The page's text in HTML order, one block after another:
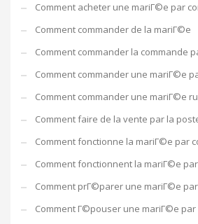
Comment acheter une mariГ©e par
Comment commander de la mariГ©e
Comment commander la commande
Comment commander une mariГ©e
Comment commander une mariГ©e
Comment faire de la vente par la
Comment fonctionne la mariГ©e par
Comment fonctionnent la mariГ©e
Comment prГ©parer une mariГ©e
Comment Г©pouser une mariГ©e